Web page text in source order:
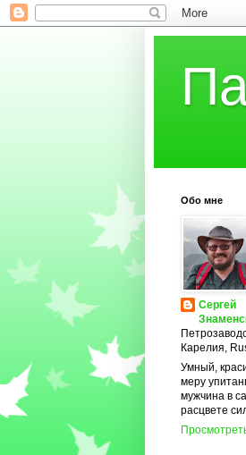
Обо мне
Сергей
Карелия,
Умный,
меру
мужчина в
расцвете